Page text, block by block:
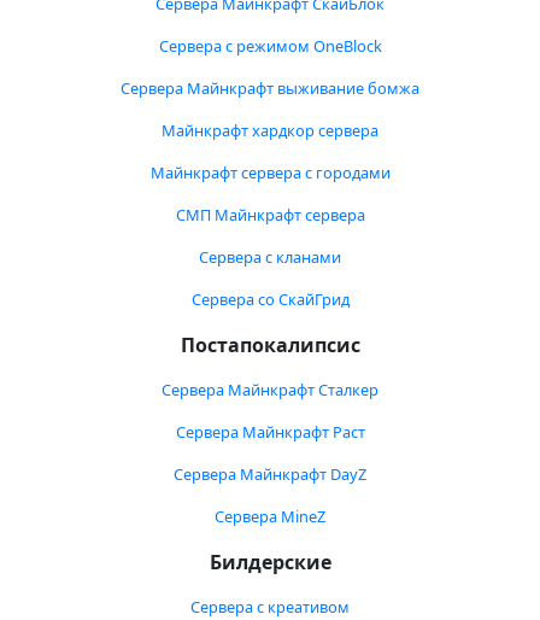
Сервера с режимом OneBlock
Сервера Майнкрафт выживание бомжа
Майнкрафт хардкор сервера
Майнкрафт сервера с городами
СМП Майнкрафт сервера
Сервера с кланами
Сервера со СкайГрид
Постапокалипсис
Сервера Майнкрафт Сталкер
Сервера Майнкрафт Раст
Сервера Майнкрафт DayZ
Сервера MineZ
Билдерские
Сервера с креативом